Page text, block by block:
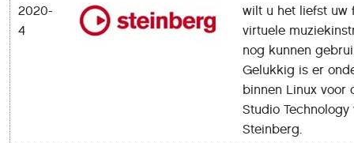
2020-
4
wilt u het liefst uw
virtuele
nog kunnen
Gelukkig is er
binnen Linux voor
Studio Technology
Steinberg.